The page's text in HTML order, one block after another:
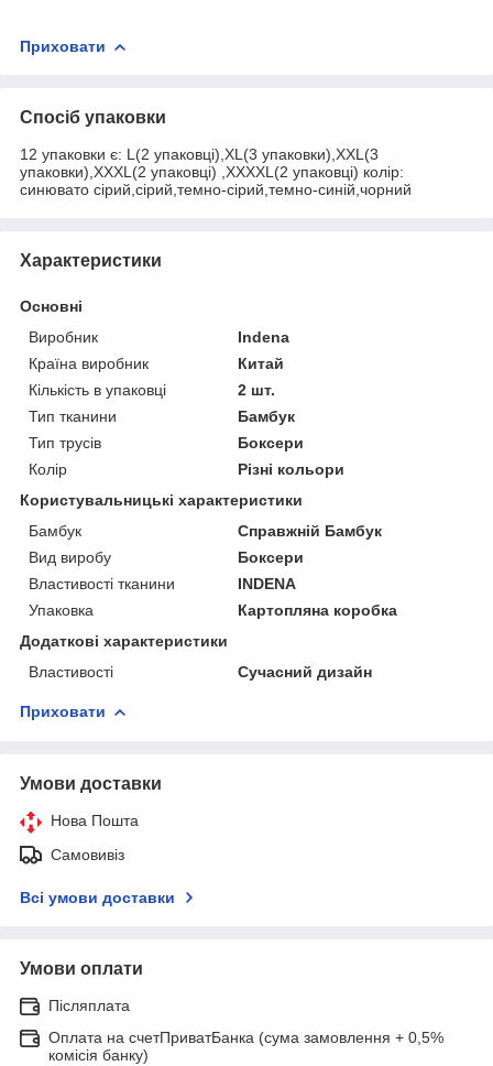
Приховати
Спосіб упаковки
12 упаковки є: L(2 упаковці),XL(3 упаковки),XXL(3
упаковки),XXXL(2 упаковці) ,XXXXL(2 упаковці) колір:
синювато сірий,сірий,темно-сірий,темно-синій,чорний
Характеристики
Основні
Виробник
Indena
Країна виробник
Китай
Кількість в упаковці
2 шт.
Тип тканини
Бамбук
Тип трусів
Боксери
Колір
Різні кольори
Користувальницькі характеристики
Бамбук
Справжній Бамбук
Вид виробу
Боксери
Властивості тканини
INDENA
Упаковка
Картопляна коробка
Додаткові характеристики
Властивості
Сучасний дизайн
Приховати
Умови доставки
Нова Пошта
Самовивіз
Всі умови доставки
Умови оплати
Післяплата
Оплата на счетПриватБанка (сума замовлення + 0,5%
комісія банку)